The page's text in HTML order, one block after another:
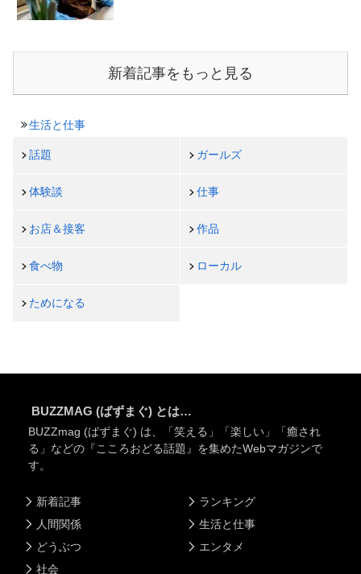
新着記事をもっと見る
生活と仕事
話題 ガールズ
体験談 仕事
お店＆接客 作品
食べ物 ローカル
ためになる
BUZZMAG (ばずまぐ) とは…
BUZZmag (ばずまぐ) は、「笑える」「楽しい」「癒され
る」などの『こころおどる話題』を集めたWebマガジンで
す。
新着記事
人間関係
どうぶつ
社会
ランキング
生活と仕事
エンタメ